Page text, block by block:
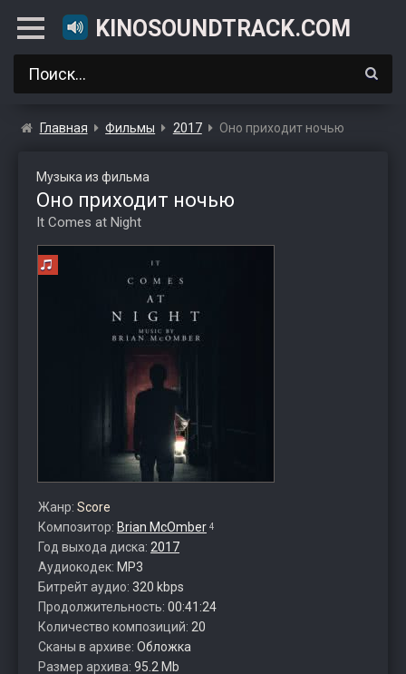
KINOSOUNDTRACK.COM
Главная Фильмы 2017 Оно приходит ночью
Музыка из фильма
Оно приходит ночью
It Comes at Night
Жанр: Score
Композитор: Brian McOmber 4
Год выхода диска: 2017
Аудиокодек: MP3
Битрейт аудио: 320 kbps
Продолжительность: 00:41:24
Количество композиций: 20
Сканы в архиве: Обложка
Размер архива: 95.2 Mb